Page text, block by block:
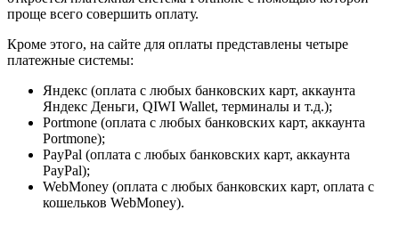
проще всего совершить оплату.
Кроме этого, на сайте для оплаты представлены четыре
платежные системы:
Яндекс (оплата с любых банковских карт, аккаунта
Яндекс Деньги, QIWI Wallet, терминалы и т.д.);
Portmone (оплата с любых банковских карт, аккаунта
Portmone);
PayPal (оплата с любых банковских карт, аккаунта
PayPal);
WebMoney (оплата с любых банковских карт, оплата с
кошельков WebMoney).